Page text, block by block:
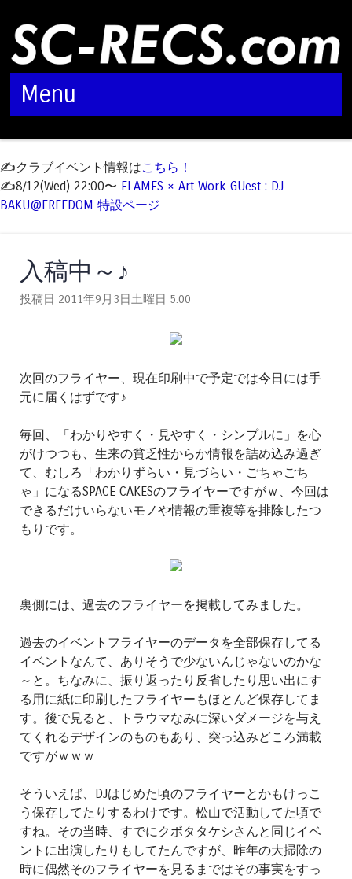
Menu
✍️クラブイベント情報はこちら！
✍️8/12(Wed) 22:00〜 FLAMES × Art Work GUest : DJ
BAKU@FREEDOM 特設ページ
入稿中～♪
投稿日 2011年9月3日土曜日 5:00
次回のフライヤー、現在印刷中で予定では今日には手
元に届くはずです♪
毎回、「わかりやすく・見やすく・シンプルに」を心
がけつつも、生来の貧乏性からか情報を詰め込み過ぎ
て、むしろ「わかりずらい・見づらい・ごちゃごち
ゃ」になるSPACE CAKESのフライヤーですがｗ、今回は
できるだけいらないモノや情報の重複等を排除したつ
もりです。
裏側には、過去のフライヤーを掲載してみました。
過去のイベントフライヤーのデータを全部保存してる
イベントなんて、ありそうで少ないんじゃないのかな
～と。ちなみに、振り返ったり反省したり思い出にす
る用に紙に印刷したフライヤーもほとんど保存してま
す。後で見ると、トラウマなみに深いダメージを与え
てくれるデザインのものもあり、突っ込みどころ満載
ですがｗｗｗ
そういえば、DJはじめた頃のフライヤーとかもけっこ
う保存してたりするわけです。松山で活動してた頃で
すね。その当時、すでにクボタタケシさんと同じイベ
ントに出演したりもしてたんですが、昨年の大掃除の
時に偶然そのフライヤーを見るまではその事実をすっ